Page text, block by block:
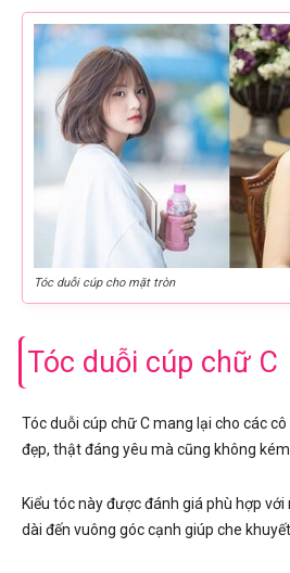
Tóc duỗi cúp cho mặt tròn
Tóc duỗi cúp chữ C
Tóc duỗi cúp chữ C mang lại cho các
đẹp, thật đáng yêu mà cũng không
Kiểu tóc này được đánh giá phù hợp
dài đến vuông góc cạnh giúp che